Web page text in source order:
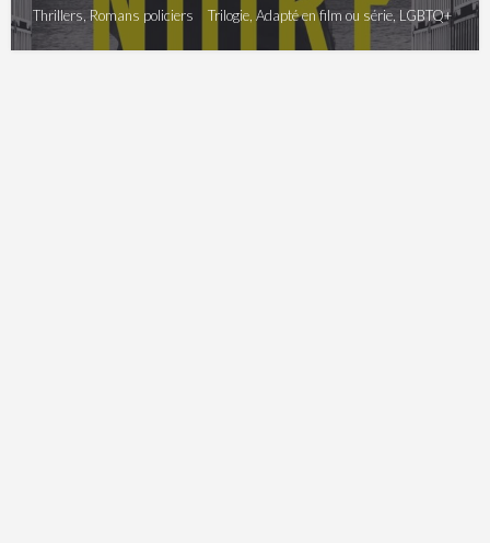
Thrillers, Romans policiers Trilogie, Adapté en film ou série, LGBTQ+